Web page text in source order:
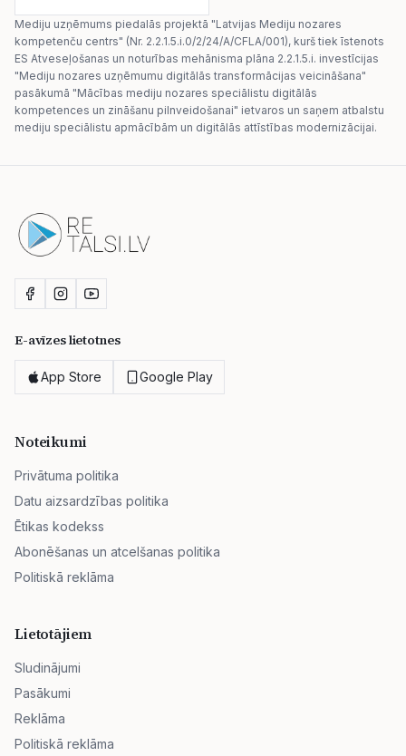
Mediju uzņēmums piedalās projektā "Latvijas Mediju nozares
kompetenču centrs" (Nr. 2.2.1.5.i.0/2/24/A/CFLA/001), kurš tiek īstenots
ES Atveseļošanas un noturības mehānisma plāna 2.2.1.5.i. investīcijas
"Mediju nozares uzņēmumu digitālās transformācijas veicināšana"
pasākumā "Mācības mediju nozares speciālistu digitālās
kompetences un zināšanu pilnveidošanai" ietvaros un saņem atbalstu
mediju speciālistu apmācībām un digitālās attīstības modernizācijai.
E-avīzes lietotnes
App Store Google Play
Noteikumi
Privātuma politika
Datu aizsardzības politika
Ētikas kodekss
Abonēšanas un atcelšanas politika
Politiskā reklāma
Lietotājiem
Sludinājumi
Pasākumi
Reklāma
Politiskā reklāma